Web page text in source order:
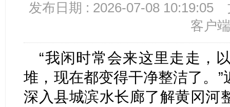
发布日期 : 2026-07-08 10:19:05
客户端
“我闲时常会来这里走走，
堆，现在都变得干净整洁了。
深入县城滨水长廊了解黄冈河